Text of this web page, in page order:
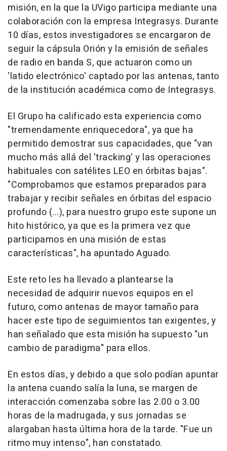
misión, en la que la UVigo participa mediante una
colaboración con la empresa Integrasys. Durante
10 días, estos investigadores se encargaron de
seguir la cápsula Orión y la emisión de señales
de radio en banda S, que actuaron como un
'latido electrónico' captado por las antenas, tanto
de la institución académica como de Integrasys.
El Grupo ha calificado esta experiencia como
"tremendamente enriquecedora", ya que ha
permitido demostrar sus capacidades, que "van
mucho más allá del 'tracking' y las operaciones
habituales con satélites LEO en órbitas bajas".
"Comprobamos que estamos preparados para
trabajar y recibir señales en órbitas del espacio
profundo (...), para nuestro grupo este supone un
hito histórico, ya que es la primera vez que
participamos en una misión de estas
características", ha apuntado Aguado.
Este reto les ha llevado a plantearse la
necesidad de adquirir nuevos equipos en el
futuro, como antenas de mayor tamaño para
hacer este tipo de seguimientos tan exigentes, y
han señalado que esta misión ha supuesto "un
cambio de paradigma" para ellos.
En estos días, y debido a que solo podían apuntar
la antena cuando salía la luna, se margen de
interacción comenzaba sobre las 2.00 o 3.00
horas de la madrugada, y sus jornadas se
alargaban hasta última hora de la tarde. "Fue un
ritmo muy intenso", han constatado.